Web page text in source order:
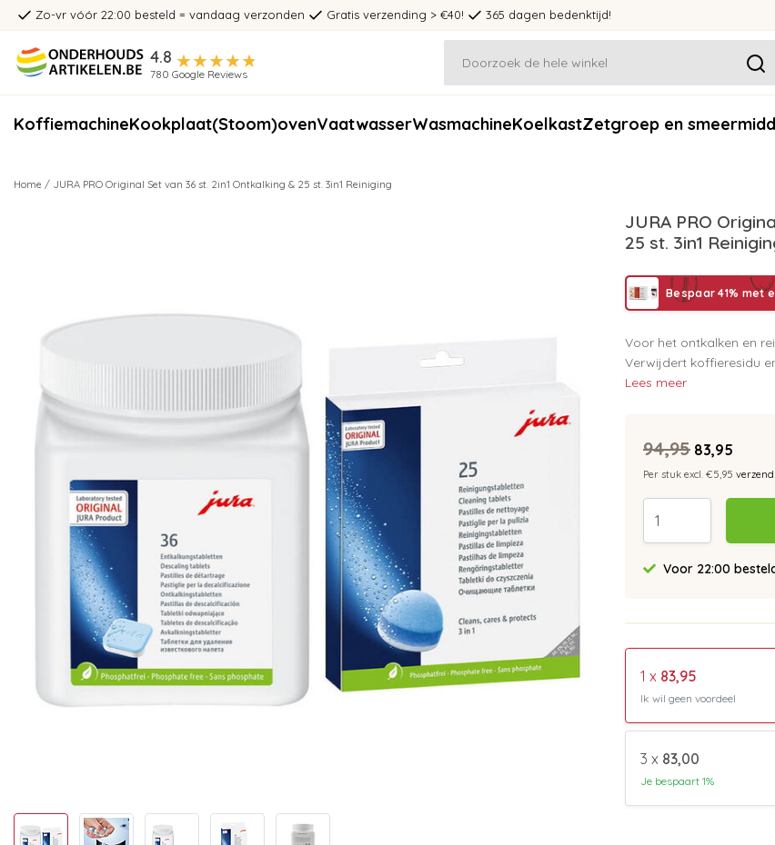
Zo-vr vóór 22:00 besteld = vandaag verzonden Gratis verzending > €40! 365 dagen bedenktijd!
4.8
780 Google Reviews
KoffiemachineKookplaat(Stoom)ovenVaatwasserWasmachineKoelkastZetgroep en
Home / JURA PRO Original Set van 36 st. 2in1 Ontkalking & 25 st. 3in1 Reiniging
JURA PRO
25 st. 3in1
Bespaar 41% met
Voor het ontkalken en
Verwijdert koffieresidu
Lees meer
94,95 83,95
Per stuk excl. €5,95
Voor 22:00
1 x 83,95
Ik wil geen voordeel
3 x 83,00
Je bespaart 1%